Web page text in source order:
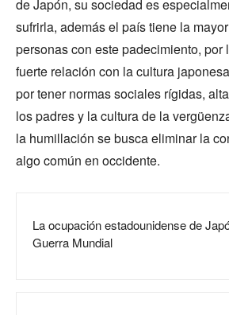
de Japón, su sociedad es
sufrirla, además el país tiene la
personas con este padecimiento, por
fuerte relación con la cultura
por tener normas sociales rígidas,
los padres y la cultura de la
la humillación se busca eliminar la
algo común en occidente.
La ocupación estadounidense de
Guerra Mundial